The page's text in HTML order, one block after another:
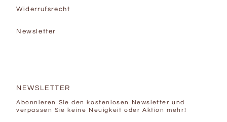
Widerrufsrecht
Newsletter
NEWSLETTER
Abonnieren Sie den kostenlosen Newsletter und
verpassen Sie keine Neuigkeit oder Aktion mehr!